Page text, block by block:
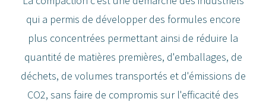
qui a permis de développer des formules encore
plus concentrées permettant ainsi de réduire la
quantité de matières premières, d'emballages, de
déchets, de volumes transportés et d'émissions de
CO2, sans faire de compromis sur l'efficacité des